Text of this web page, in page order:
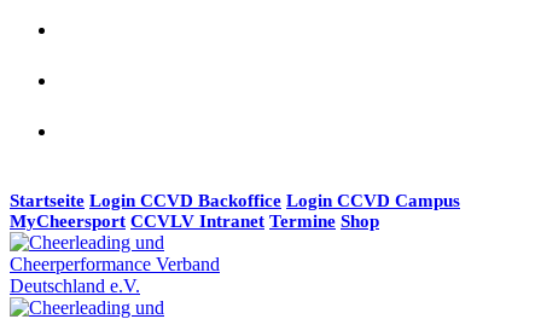
Startseite Login CCVD Backoffice Login CCVD Campus
MyCheersport CCVLV Intranet Termine Shop